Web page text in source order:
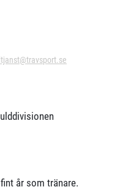
år som tränare.